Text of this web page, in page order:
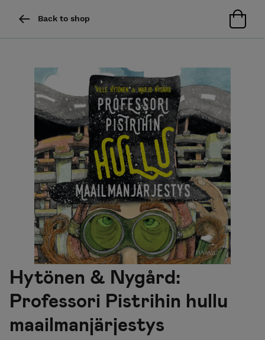
Back to shop
Hytönen & Nygård:
Professori Pistrihin hullu
maailmanjärjestys